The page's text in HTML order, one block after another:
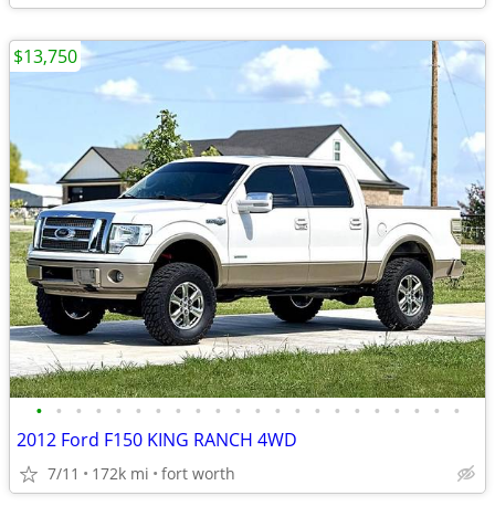
• • • • • • • • • • • • • • • • • • • • • •
2012 Ford F150 KING RANCH 4WD
7/11 172k mi fort worth
$13,750